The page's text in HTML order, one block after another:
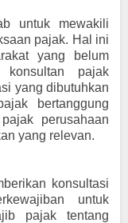
untuk mewakili
pajak. Hal ini
yang belum
konsultan pajak
yang dibutuhkan
bertanggung
perusahaan
yang relevan.
konsultasi
untuk
pajak tentang